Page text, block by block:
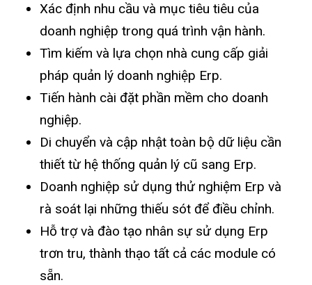
Xác định nhu cầu và mục tiêu tiêu của
doanh nghiệp trong quá trình vận hành.
Tìm kiếm và lựa chọn nhà cung cấp giải
pháp quản lý doanh nghiệp Erp.
Tiến hành cài đặt phần mềm cho doanh
nghiệp.
Di chuyển và cập nhật toàn bộ dữ liệu cần
thiết từ hệ thống quản lý cũ sang Erp.
Doanh nghiệp sử dụng thử nghiệm Erp và
rà soát lại những thiếu sót để điều chỉnh.
Hỗ trợ và đào tạo nhân sự sử dụng Erp
trơn tru, thành thạo tất cả các module có
sẵn.